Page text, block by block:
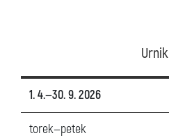
Urnik
1. 4.—30. 9. 2026
torek—petek